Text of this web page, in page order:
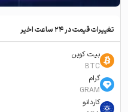
تغییرات قیمت در ۲۴ ساعت اخیر
بیت کوین
BTC
گرام
GRAM
کاردانو